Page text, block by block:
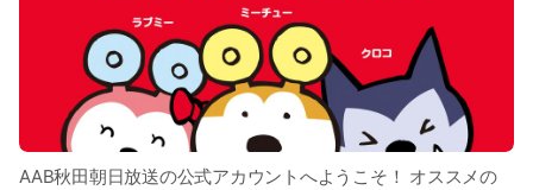
AAB秋田朝日放送の公式アカウントへようこそ！ オススメの